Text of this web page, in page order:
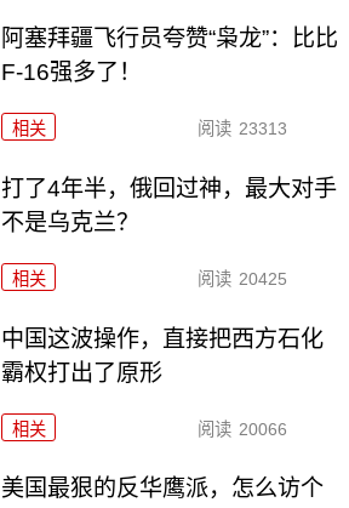
阿塞拜疆飞行员夸赞“枭龙”：比比
F-16强多了！
相关 阅读 23313
打了4年半，俄回过神，最大对手
不是乌克兰？
相关 阅读 20425
中国这波操作，直接把西方石化
霸权打出了原形
相关 阅读 20066
美国最狠的反华鹰派，怎么访个